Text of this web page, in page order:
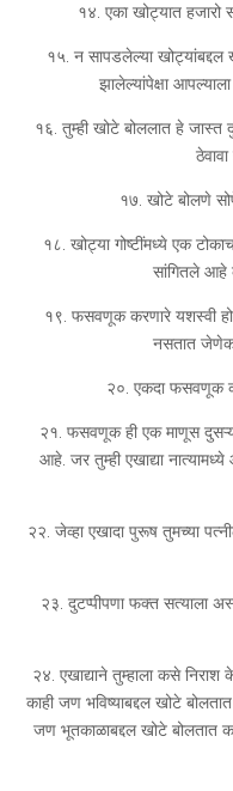
१४. एका खोट्यात हजारो
१५. न सापडलेल्या
झालेल्यांपेक्षा
१६. तुम्ही खोटे बोललात हे जास्त
१७. खोटे बोलणे
१८. खोट्या गोष्टींमध्ये एक
सांगितले आहे
१९. फसवणूक करणारे यशस्वी
नसतात
२०. एकदा फसवणूक
२१. फसवणूक ही एक माणूस
आहे. जर तुम्ही एखाद्या
२२. जेव्हा एखादा पुरूष तुमच्या
२३. दुटप्पीपणा फक्त सत्याला
२४. एखाद्याने तुम्हाला कसे
काही जण भविष्याबद्दल खोटे
जण भूतकाळाबद्दल खोटे बोलतात